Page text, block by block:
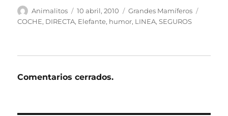
Autor
Animalitos
Publicado
el
10 abril, 2010 Categorías
Grandes Mamíferos
COCHE, DIRECTA, Elefante, humor, LINEA,SEGUROS
Comentarios cerrados.